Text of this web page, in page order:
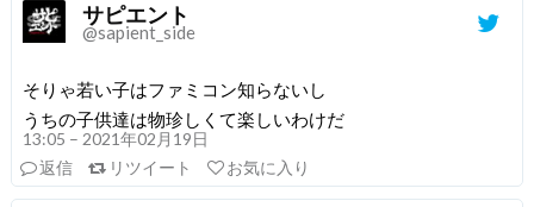
サピエント
@sapient_side
そりゃ若い子はファミコン知らないし
うちの子供達は物珍しくて楽しいわけだ
13:05 – 2021年02月19日
返信
リツイート お気に入り